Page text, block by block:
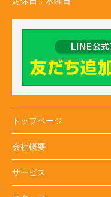
トップページ
会社概要
サービス